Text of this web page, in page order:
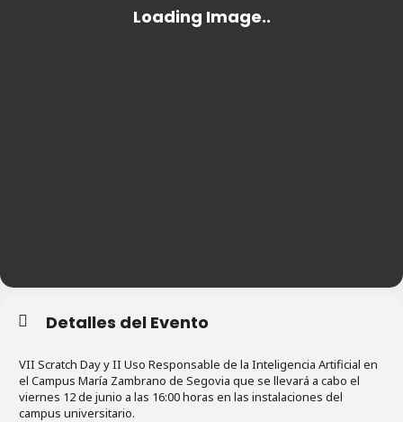
Detalles del Evento
VII Scratch Day y II Uso Responsable de la Inteligencia Artificial en
el Campus María Zambrano de Segovia que se llevará a cabo el
viernes 12 de junio a las 16:00 horas en las instalaciones del
campus universitario.